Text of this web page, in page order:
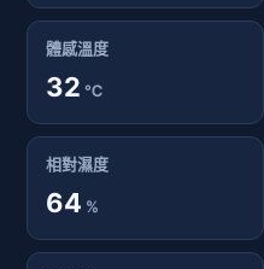
體感溫度
32 ℃
相對濕度
64 %